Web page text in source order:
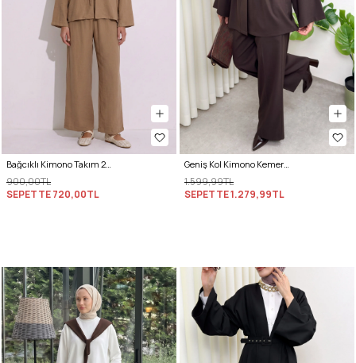
900,00TL
SEPETTE720,00TL
1.599,99TL
SEPETTE1.279,99TL